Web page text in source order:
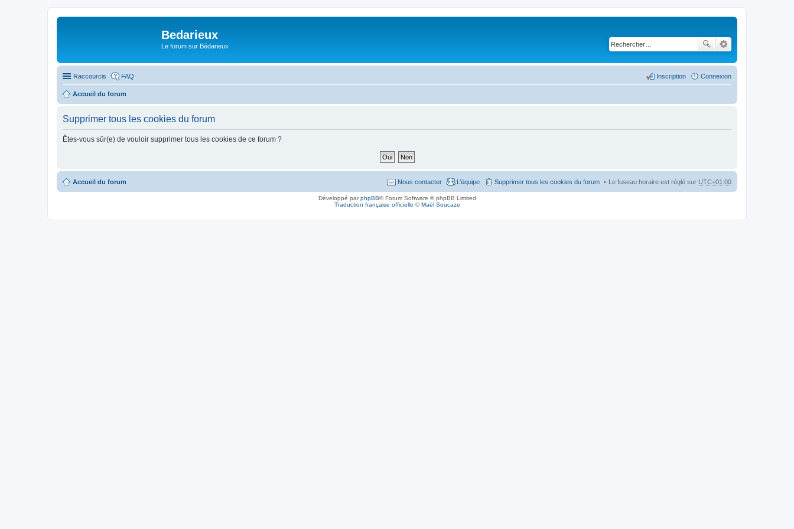
Bedarieux
Le forum sur Bédarieux
Raccourcis FAQ Connexion
Inscription
Accueil du forum
Supprimer tous les cookies du forum
Êtes-vous sûr(e) de vouloir supprimer tous les cookies de ce forum ?
Accueil du forum Le fuseau horaire est réglé sur UTC+01:00
Supprimer tous les cookies du forum
L’équipe
Nous contacter
Développé parphpBB® Forum Software © phpBB Limited
Traduction française officielle ©Maël Soucaze